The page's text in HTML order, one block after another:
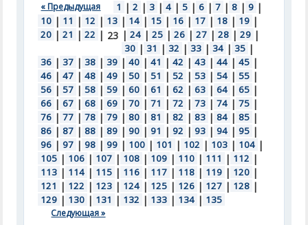
« Предыдущая 1 | 2 | 3 | 4 | 5 | 6 | 7 | 8 | 9 |
10 | 11 | 12 | 13 | 14 | 15 | 16 | 17 | 18 | 19 |
20 | 21 | 22 | 23 | 24 | 25 | 26 | 27 | 28 | 29 |
30 | 31 | 32 | 33 | 34 | 35 |
36 | 37 | 38 | 39 | 40 | 41 | 42 | 43 | 44 | 45 |
46 | 47 | 48 | 49 | 50 | 51 | 52 | 53 | 54 | 55 |
56 | 57 | 58 | 59 | 60 | 61 | 62 | 63 | 64 | 65 |
66 | 67 | 68 | 69 | 70 | 71 | 72 | 73 | 74 | 75 |
76 | 77 | 78 | 79 | 80 | 81 | 82 | 83 | 84 | 85 |
86 | 87 | 88 | 89 | 90 | 91 | 92 | 93 | 94 | 95 |
96 | 97 | 98 | 99 | 100 | 101 | 102 | 103 | 104 |
105 | 106 | 107 | 108 | 109 | 110 | 111 | 112 |
113 | 114 | 115 | 116 | 117 | 118 | 119 | 120 |
121 | 122 | 123 | 124 | 125 | 126 | 127 | 128 |
129 | 130 | 131 | 132 | 133 | 134 | 135
Следующая »